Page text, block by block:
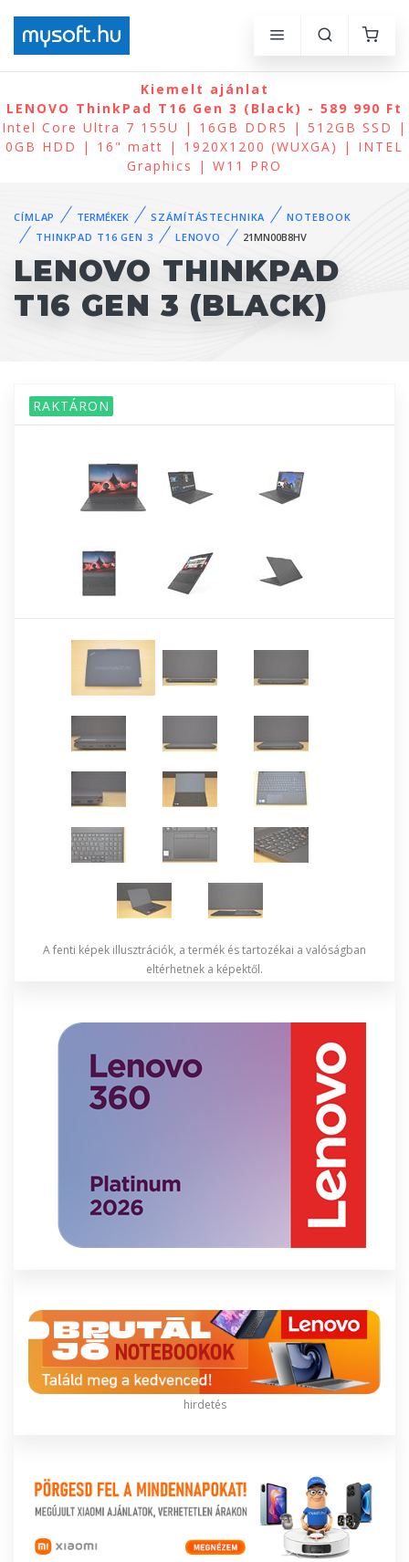
Kiemelt ajánlat
LENOVO ThinkPad T16 Gen 3 (Black) - 589 990 Ft
Intel Core Ultra 7 155U | 16GB DDR5 | 512GB SSD |
0GB HDD | 16" matt | 1920X1200 (WUXGA) | INTEL
Graphics | W11 PRO
CÍMLAP TERMÉKEK SZÁMÍTÁSTECHNIKA
NOTEBOOK
THINKPAD T16 GEN 3
LENOVO 21MN00B8HV
LENOVO THINKPAD
T16 GEN 3 (BLACK)
RAKTÁRON
A fenti képek illusztrációk, a termék és tartozékai a valóságban
eltérhetnek a képektől.
hirdetés